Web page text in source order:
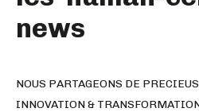
news
NOUS PARTAGEONS DE
INNOVATION &